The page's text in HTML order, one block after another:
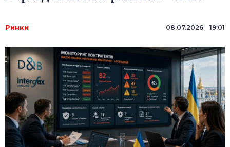
Ринки 08.07.2026 19:01